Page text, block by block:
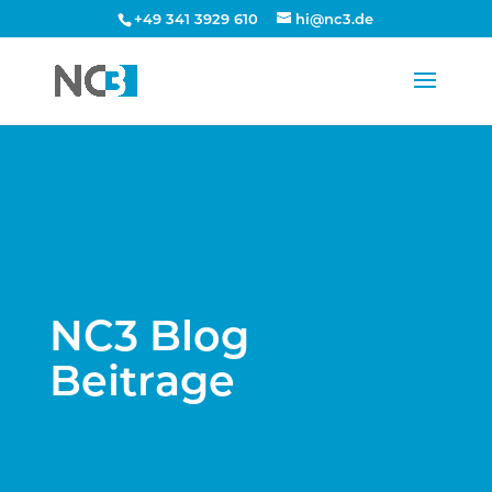
+49 341 3929 610 hi@nc3.de
NC3 Blog
Beitrage